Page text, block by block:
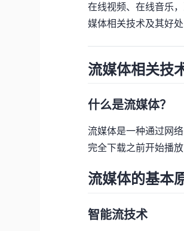
在线视频、在线音乐
媒体相关技术及其好
流媒体相关技
什么是流媒体？
流媒体是一种通过网
完全下载之前开始播
流媒体的基本
智能流技术